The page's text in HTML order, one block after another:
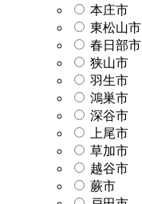
本庄市
東松山市
春日部市
狭山市
羽生市
鴻巣市
深谷市
上尾市
草加市
越谷市
蕨市